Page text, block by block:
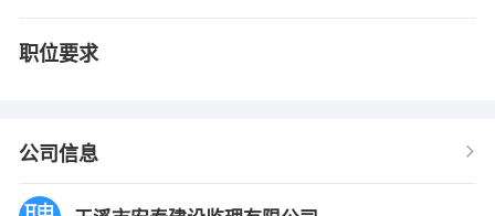
职位要求
公司信息